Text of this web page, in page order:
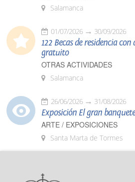
Salamanca
01/07/2026 30/09/2026
122 Becas de residencia
gratuito
OTRAS ACTIVIDADES
Salamanca
26/06/2026 31/08/2026
Exposición El gran
ARTE / EXPOSICIONES
Santa Marta de Tormes